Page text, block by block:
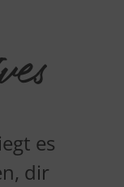
es
dir